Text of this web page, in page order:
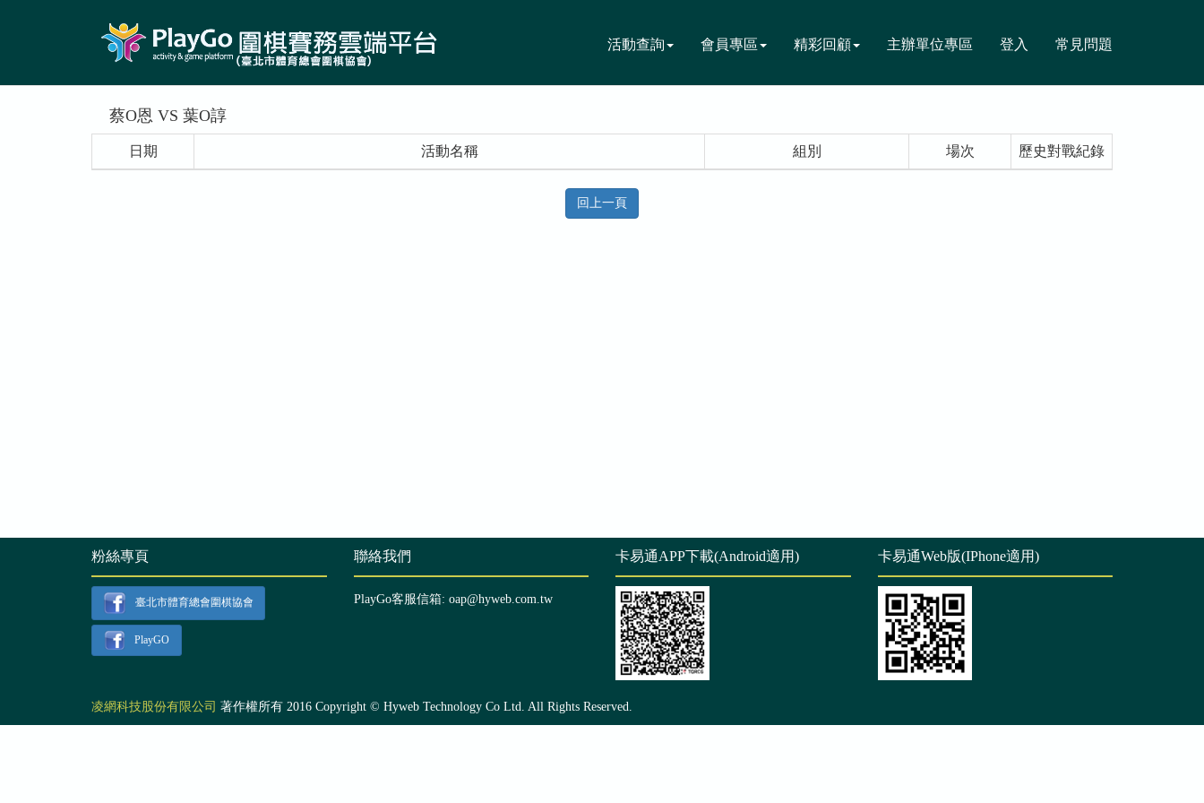
活動查詢 會員專區 精彩回顧 主辦單位專區 登入 常見問題
蔡O恩 VS 葉O諄
日期 活動名稱 組別 場次 歷史對戰紀錄
回上一頁
粉絲專頁
臺北市體育總會圍棋協會
PlayGO
聯絡我們
PlayGo客服信箱: oap@hyweb.com.tw
卡易通APP下載(Android適用) 卡易通Web版(IPhone適用)
凌網科技股份有限公司 著作權所有 2016 Copyright © Hyweb Technology Co Ltd. All Rights Reserved.